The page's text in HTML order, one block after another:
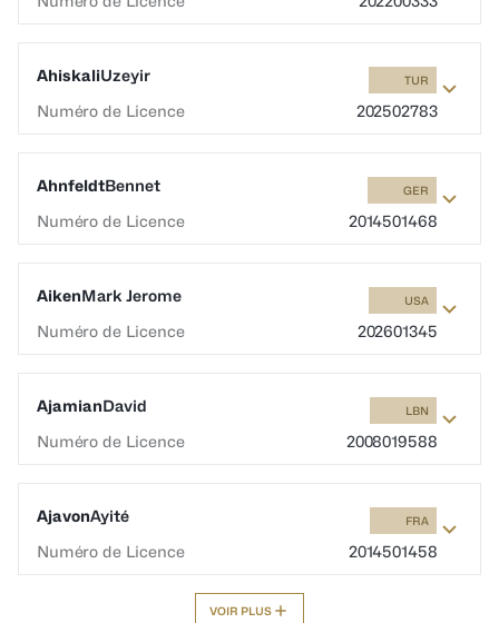
AhiskaliUzeyir
Numéro de Licence
202502783
TUR
AhnfeldtBennet
Numéro de Licence
2014501468
GER
AikenMark Jerome
Numéro de Licence
202601345
USA
AjamianDavid
Numéro de Licence
2008019588
LBN
AjavonAyité
Numéro de Licence
2014501458
FRA
VOIR PLUS